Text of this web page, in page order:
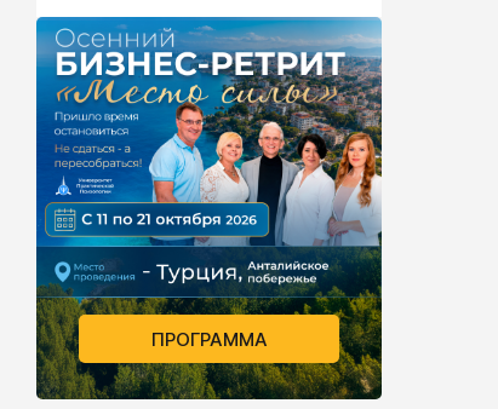
ПРОГРАММА